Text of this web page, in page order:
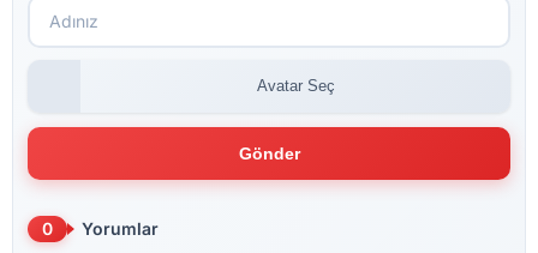
Avatar Seç
Gönder
0 Yorumlar